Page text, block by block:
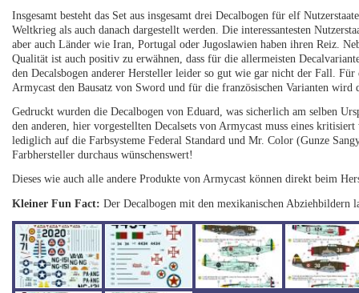
Insgesamt besteht das Set aus insgesamt drei Decalbogen für elf
Weltkrieg als auch danach dargestellt werden. Die interessantesten
aber auch Länder wie Iran, Portugal oder Jugoslawien haben ihren Reiz.
Qualität ist auch positiv zu erwähnen, dass für die allermeisten
den Decalsbogen anderer Hersteller leider so gut wie gar nicht der Fall.
Armycast den Bausatz von Sword und für die französischen Varianten wird
Gedruckt wurden die Decalbogen von Eduard, was sicherlich am selben
den anderen, hier vorgestellten Decalsets von Armycast muss eines
lediglich auf die Farbsysteme Federal Standard und Mr. Color (Gunze
Farbhersteller durchaus wünschenswert!
Dieses wie auch alle andere Produkte von Armycast können direkt beim
Kleiner Fun Fact: Der Decalbogen mit den mexikanischen